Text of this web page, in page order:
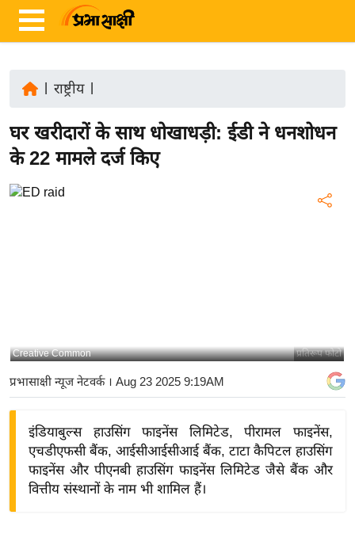
ज़ा
ख
र
ष्ट्री
बि
राष्ट्रीय|
घर खरीदारों के साथ धोखाधड़ी: ईडी ने धनशोधन
के 22 मामले दर्ज किए
प्रतिरूप फोटो
Creative Common
प्रभासाक्षी न्यूज नेटवर्क। Aug 23 2025 9:19AM
इंडियाबुल्स हाउसिंग फाइनेंस लिमिटेड, पीरामल फाइनेंस,
एचडीएफसी बैंक, आईसीआईसीआई बैंक, टाटा कैपिटल हाउसिंग
फाइनेंस और पीएनबी हाउसिंग फाइनेंस लिमिटेड जैसे बैंक और
वित्तीय संस्थानों के नाम भी शामिल हैं।